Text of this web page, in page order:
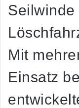
Seilwinde
Mit
Einsatz